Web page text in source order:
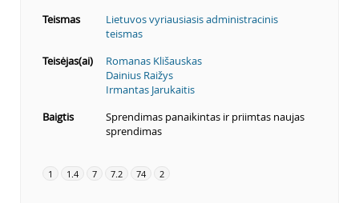
Teismas
Lietuvos vyriausiasis administracinis
teismas
Teisėjas(ai)
Romanas Klišauskas
Dainius Raižys
Irmantas Jarukaitis
Baigtis
Sprendimas panaikintas ir priimtas naujas
sprendimas
1 1.4 7 7.2 74 2